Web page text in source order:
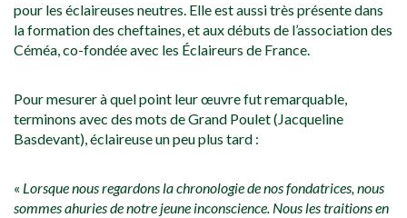
pour les éclaireuses neutres. Elle est aussi très présente dans
la formation des cheftaines, et aux débuts de l’association des
Céméa, co-fondée avec les Éclaireurs de France.
Pour mesurer à quel point leur œuvre fut remarquable,
terminons avec des mots de Grand Poulet (Jacqueline
Basdevant), éclaireuse un peu plus tard :
« Lorsque nous regardons la chronologie de nos fondatrices, nous
sommes ahuries de notre jeune inconscience. Nous les traitions en